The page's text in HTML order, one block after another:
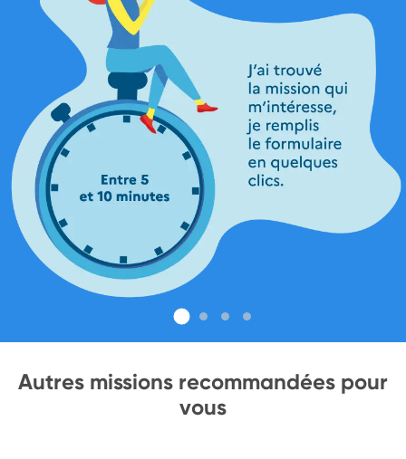
Autres missions recommandées pour
vous